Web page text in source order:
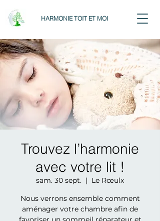
HARMONIE TOIT ET MOI
Trouvez l’harmonie
avec votre lit !
sam. 30 sept.
  |
Le Rœulx
Nous verrons ensemble comment
aménager votre chambre afin de